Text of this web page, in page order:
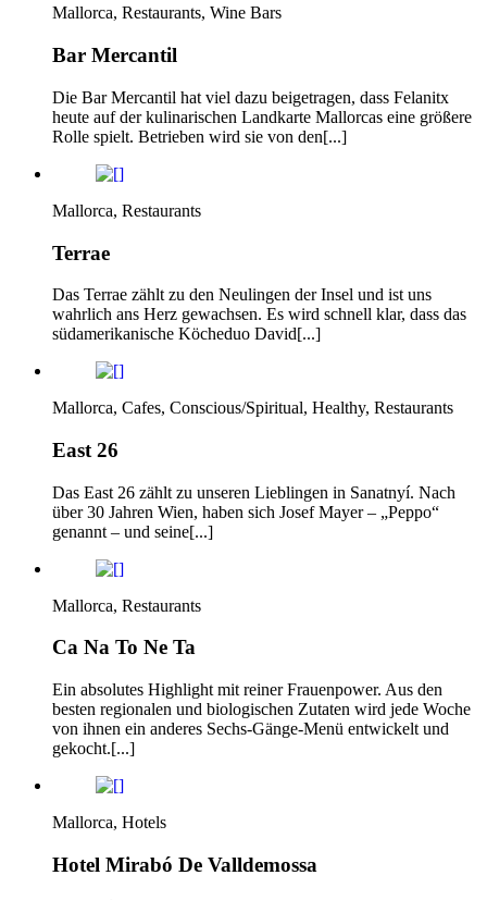
Mallorca, Restaurants, Wine Bars
Bar Mercantil
Die Bar Mercantil hat viel dazu beigetragen, dass Felanitx
heute auf der kulinarischen Landkarte Mallorcas eine größere
Rolle spielt. Betrieben wird sie von den[...]
Mallorca, Restaurants
Terrae
Das Terrae zählt zu den Neulingen der Insel und ist uns
wahrlich ans Herz gewachsen. Es wird schnell klar, dass das
südamerikanische Köcheduo David[...]
Mallorca, Cafes, Conscious/Spiritual, Healthy, Restaurants
East 26
Das East 26 zählt zu unseren Lieblingen in Sanatnyí. Nach
über 30 Jahren Wien, haben sich Josef Mayer – „Peppo“
genannt – und seine[...]
Mallorca, Restaurants
Ca Na To Ne Ta
Ein absolutes Highlight mit reiner Frauenpower. Aus den
besten regionalen und biologischen Zutaten wird jede Woche
von ihnen ein anderes Sechs-Gänge-Menü entwickelt und
gekocht.[...]
Mallorca, Hotels
Hotel Mirabó De Valldemossa